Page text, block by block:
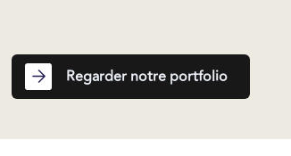
Regarder notre portfolio